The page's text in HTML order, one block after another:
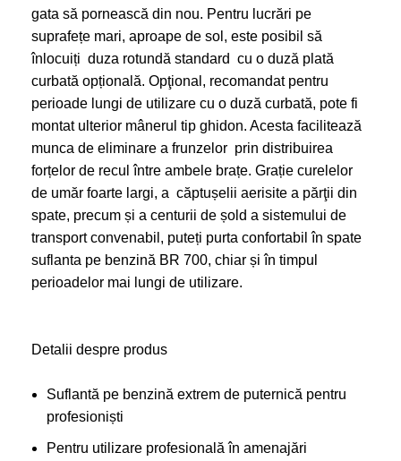
gata să pornească din nou. Pentru lucrări pe
suprafețe mari, aproape de sol, este posibil să
înlocuiți duza rotundă standard cu o duză plată
curbată opțională. Opţional, recomandat pentru
perioade lungi de utilizare cu o duză curbată, pote fi
montat ulterior mânerul tip ghidon. Acesta facilitează
munca de eliminare a frunzelor prin distribuirea
forțelor de recul între ambele brațe. Grație curelelor
de umăr foarte largi, a căptușelii aerisite a părţii din
spate, precum și a centurii de șold a sistemului de
transport convenabil, puteți purta confortabil în spate
suflanta pe benzină BR 700, chiar și în timpul
perioadelor mai lungi de utilizare.
Detalii despre produs
Suflantă pe benzină extrem de puternică pentru
profesioniști
Pentru utilizare profesională în amenajări